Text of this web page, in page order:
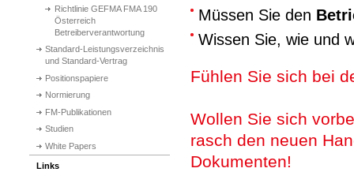
Richtlinie GEFMA FMA 190
Österreich
Betreiberverantwortung
Standard-Leistungsverzeichnis
und Standard-Vertrag
Positionspapiere
Normierung
FM-Publikationen
Studien
White Papers
Links
Müssen Sie den
Wissen Sie, wie und
Fühlen Sie sich bei
Wollen Sie sich
rasch den neuen
Dokumenten!